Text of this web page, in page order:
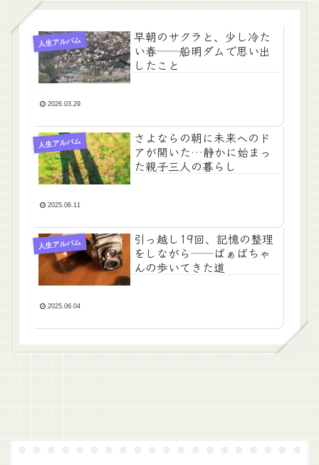
人生アルバム
早朝のサクラと、少し冷た
い春──船明ダムで思い出
したこと
2026.03.29
人生アルバム
さよならの朝に未来へのド
アが開いた…静かに始まっ
た親子三人の暮らし
2025.06.11
人生アルバム
引っ越し19回、記憶の整理
をしながら──ばぁばちゃ
んの歩いてきた道
2025.06.04